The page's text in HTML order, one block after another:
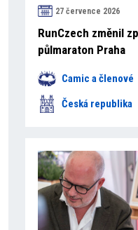
27 července 2026
RunCzech změnil
půlmaraton Praha
Camic a členové
Česká republika